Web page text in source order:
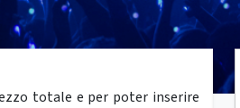
totale e per poter inserire